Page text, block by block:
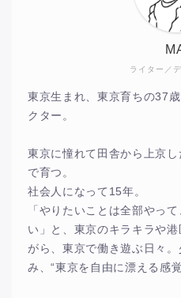
ライター／
東京生まれ、東京育ちの37
クター。
東京に憧れて田舎から上京
で育つ。
社会人になって15年。
「やりたいことは全部やっ
い」と、東京のキラキラや
がら、東京で働き遊ぶ日々
み、“東京を自由に漂える感